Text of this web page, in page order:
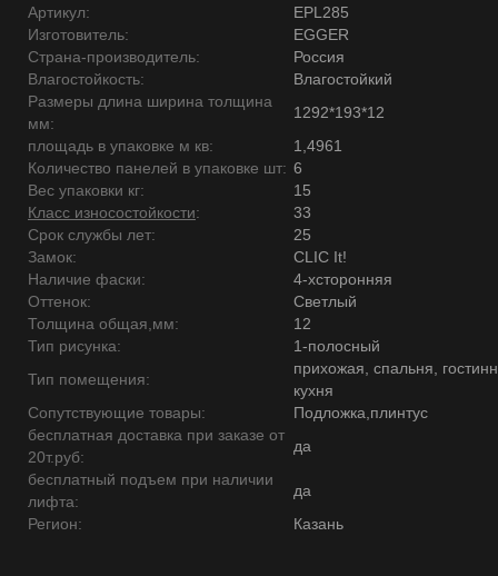
Артикул:
EPL285
Изготовитель:
EGGER
Страна-производитель:
Россия
Влагостойкость:
Влагостойкий
Размеры длина ширина толщина
мм:
1292*193*12
площадь в упаковке м кв:
1,4961
Количество панелей в упаковке шт: 6
Вес упаковки кг:
15
Класс износостойкости:
33
Срок службы лет:
25
Замок:
CLIC It!
Наличие фаски:
4-хсторонняя
Оттенок:
Светлый
Толщина общая,мм:
12
Тип рисунка:
1-полосный
Тип помещения:
прихожая, спальня,
кухня
Сопутствующие товары:
Подложка,плинтус
бесплатная доставка при заказе от
20т.руб:
да
бесплатный подъем при наличии
лифта:
да
Регион:
Казань